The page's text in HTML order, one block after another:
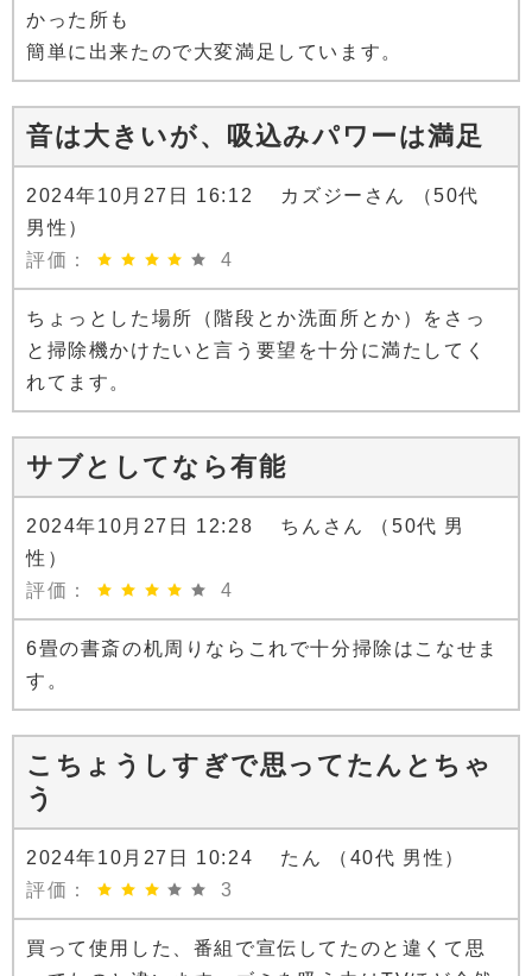
かった所も
簡単に出来たので大変満足しています。
音は大きいが、吸込みパワーは満足
2024年10月27日 16:12 カズジーさん （50代
男性）
評価：
4
ちょっとした場所（階段とか洗面所とか）をさっ
と掃除機かけたいと言う要望を十分に満たしてく
れてます。
サブとしてなら有能
2024年10月27日 12:28 ちんさん （50代 男
性）
評価：
4
6畳の書斎の机周りならこれで十分掃除はこなせま
す。
こちょうしすぎで思ってたんとちゃ
う
2024年10月27日 10:24 たん （40代 男性）
評価：
3
買って使用した、番組で宣伝してたのと違くて思